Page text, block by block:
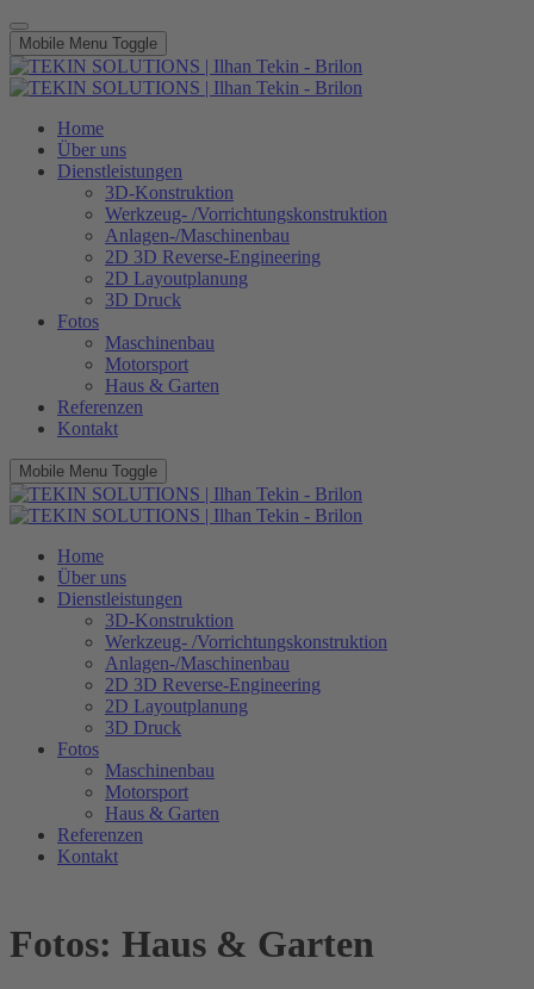
Mobile Menu Toggle
Home
Über uns
Dienstleistungen
3D-Konstruktion
Werkzeug- /Vorrichtungskonstruktion
Anlagen-/Maschinenbau
2D 3D Reverse-Engineering
2D Layoutplanung
3D Druck
Fotos
Maschinenbau
Motorsport
Haus & Garten
Referenzen
Kontakt
Mobile Menu Toggle
Home
Über uns
Dienstleistungen
3D-Konstruktion
Werkzeug- /Vorrichtungskonstruktion
Anlagen-/Maschinenbau
2D 3D Reverse-Engineering
2D Layoutplanung
3D Druck
Fotos
Maschinenbau
Motorsport
Haus & Garten
Referenzen
Kontakt
Fotos: Haus & Garten